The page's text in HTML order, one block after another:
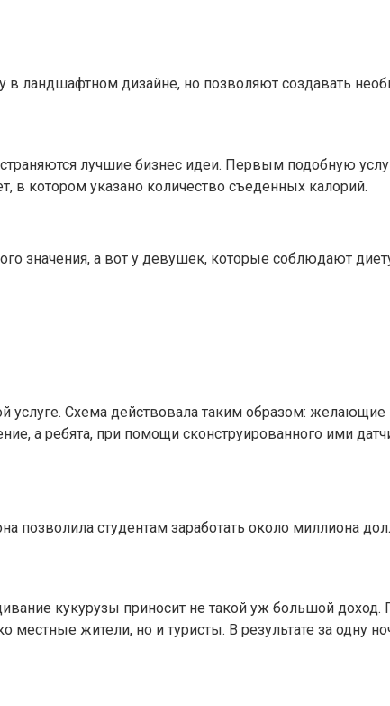
в ландшафтном дизайне, но позволяют создавать
лучшие бизнес идеи. Первым подобную
в котором указано количество съеденных калорий.
значения, а вот у девушек, которые соблюдают
услуге. Схема действовала таким образом:
а ребята, при помощи сконструированного ими
позволила студентам заработать около миллиона
кукурузы приносит не такой уж большой
жители, но и туристы. В результате за одну